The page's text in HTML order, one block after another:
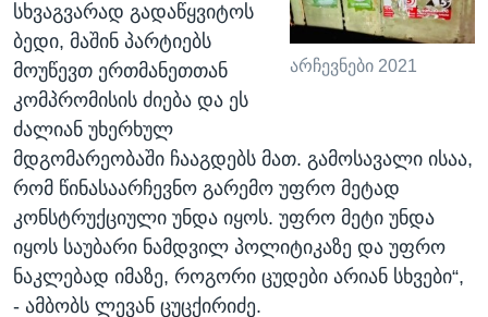
არჩევნები 2021
სხვაგვარად გადაწყვიტოს
ბედი, მაშინ პარტიებს
მოუწევთ ერთმანეთთან
კომპრომისის ძიება და ეს
ძალიან უხერხულ
მდგომარეობაში ჩააგდებს მათ. გამოსავალი ისაა,
რომ წინასაარჩევნო გარემო უფრო მეტად
კონსტრუქციული უნდა იყოს. უფრო მეტი უნდა
იყოს საუბარი ნამდვილ პოლიტიკაზე და უფრო
ნაკლებად იმაზე, როგორი ცუდები არიან სხვები“,
- ამბობს ლევან ცუცქირიძე.